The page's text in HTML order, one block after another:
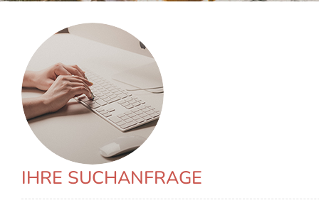
IHRE SUCHANFRAGE